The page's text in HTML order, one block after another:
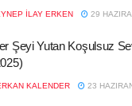
İLAY ERKEN 29
Şeyi Yutan Koşulsuz
KALENDER 23